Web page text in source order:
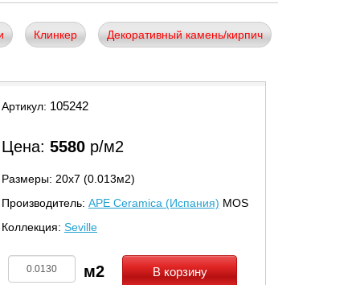
Клинкер Декоративный камень/кирпич
Артикул: 105242
Цена: 5580 р/м2
Размеры: 20х7 (0.013м2)
Производитель: APE Ceramica (Испания) MOS
Коллекция: Seville
В корзину